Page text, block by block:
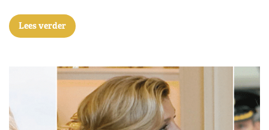
Lees verder